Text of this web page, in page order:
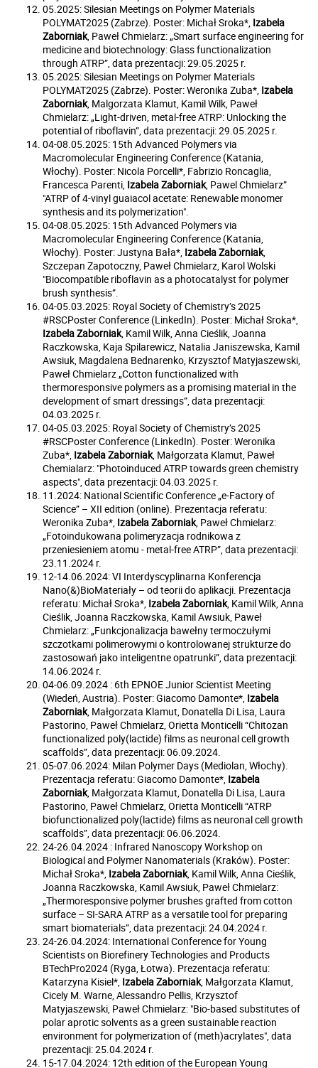
05.2025: Silesian Meetings on Polymer Materials
POLYMAT2025 (Zabrze). Poster: Michał Sroka*, Izabela
Zaborniak, Paweł Chmielarz: „Smart surface engineering for
medicine and biotechnology: Glass functionalization
through ATRP”, data prezentacji: 29.05.2025 r.
05.2025: Silesian Meetings on Polymer Materials
POLYMAT2025 (Zabrze). Poster: Weronika Zuba*, Izabela
Zaborniak, Malgorzata Klamut, Kamil Wilk, Paweł
Chmielarz: „Light-driven, metal-free ATRP: Unlocking the
potential of riboflavin”, data prezentacji: 29.05.2025 r.
04-08.05.2025: 15th Advanced Polymers via
Macromolecular Engineering Conference (Katania,
Włochy). Poster: Nicola Porcelli*, Fabrizio Roncaglia,
Francesca Parenti, Izabela Zaborniak, Pawel Chmielarz”
"ATRP of 4-vinyl guaiacol acetate: Renewable monomer
synthesis and its polymerization".
04-08.05.2025: 15th Advanced Polymers via
Macromolecular Engineering Conference (Katania,
Włochy). Poster: Justyna Bała*, Izabela Zaborniak,
Szczepan Zapotoczny, Paweł Chmielarz, Karol Wolski
"Biocompatible riboflavin as a photocatalyst for polymer
brush synthesis”.
04-05.03.2025: Royal Society of Chemistry’s 2025
#RSCPoster Conference (LinkedIn). Poster: Michał Sroka*,
Izabela Zaborniak, Kamil Wilk, Anna Cieślik, Joanna
Raczkowska, Kaja Spilarewicz, Natalia Janiszewska, Kamil
Awsiuk, Magdalena Bednarenko, Krzysztof Matyjaszewski,
Paweł Chmielarz „Cotton functionalized with
thermoresponsive polymers as a promising material in the
development of smart dressings”, data prezentacji:
04.03.2025 r.
04-05.03.2025: Royal Society of Chemistry’s 2025
#RSCPoster Conference (LinkedIn). Poster: Weronika
Zuba*, Izabela Zaborniak, Małgorzata Klamut, Paweł
Chemialarz: "Photoinduced ATRP towards green chemistry
aspects", data prezentacji: 04.03.2025 r.
11.2024: National Scientific Conference „e-Factory of
Science” – XII edition (online). Prezentacja referatu:
Weronika Zuba*, Izabela Zaborniak, Paweł Chmielarz:
„Fotoindukowana polimeryzacja rodnikowa z
przeniesieniem atomu - metal-free ATRP”, data prezentacji:
23.11.2024 r.
12-14.06.2024: VI Interdyscyplinarna Konferencja
Nano(&)BioMateriały – od teorii do aplikacji. Prezentacja
referatu: Michał Sroka*, Izabela Zaborniak, Kamil Wilk, Anna
Cieślik, Joanna Raczkowska, Kamil Awsiuk, Paweł
Chmielarz: „Funkcjonalizacja bawełny termoczułymi
szczotkami polimerowymi o kontrolowanej strukturze do
zastosowań jako inteligentne opatrunki”, data prezentacji:
14.06.2024 r.
04-06.09.2024 : 6th EPNOE Junior Scientist Meeting
(Wiedeń, Austria). Poster: Giacomo Damonte*, Izabela
Zaborniak, Małgorzata Klamut, Donatella Di Lisa, Laura
Pastorino, Paweł Chmielarz, Orietta Monticelli “Chitozan
functionalized poly(lactide) films as neuronal cell growth
scaffolds”, data prezentacji: 06.09.2024.
05-07.06.2024: Milan Polymer Days (Mediolan, Włochy).
Prezentacja referatu: Giacomo Damonte*, Izabela
Zaborniak, Małgorzata Klamut, Donatella Di Lisa, Laura
Pastorino, Paweł Chmielarz, Orietta Monticelli “ATRP
biofunctionalized poly(lactide) films as neuronal cell growth
scaffolds”, data prezentacji: 06.06.2024.
24-26.04.2024 : Infrared Nanoscopy Workshop on
Biological and Polymer Nanomaterials (Kraków). Poster:
Michał Sroka*, Izabela Zaborniak, Kamil Wilk, Anna Cieślik,
Joanna Raczkowska, Kamil Awsiuk, Paweł Chmielarz:
„Thermoresponsive polymer brushes grafted from cotton
surface – SI-SARA ATRP as a versatile tool for preparing
smart biomaterials”, data prezentacji: 24.04.2024 r.
24-26.04.2024: International Conference for Young
Scientists on Biorefinery Technologies and Products
BTechPro2024 (Ryga, Łotwa). Prezentacja referatu:
Katarzyna Kisiel*, Izabela Zaborniak, Małgorzata Klamut,
Cicely M. Warne, Alessandro Pellis, Krzysztof
Matyjaszewski, Paweł Chmielarz: "Bio-based substitutes of
polar aprotic solvents as a green sustainable reaction
environment for polymerization of (meth)acrylates", data
prezentacji: 25.04.2024 r.
15-17.04.2024: 12th edition of the European Young